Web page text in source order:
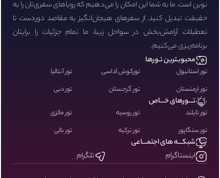
نوین است. ما به شما این امکان را می‌دهیم که رویاهای سفری‌تان را به
حقیقت تبدیل کنید. از سفرهای هیجان‌انگیز به مقاصد دوردست تا
تعطیلات آرامش‌بخش در سواحل زیبا، ما تمام جزئیات را برایتان
برنامه‌ریزی می‌کنیم.
محبوبـترین تـورها
تور استانبول تورکوش آداسی
تور آنتالیا
تور ارمنستان
تور گرجستان تور دبی
تـــورهای خـــاص
تور تایلند تور روسیه
تور مالزی
تور سنگاپور
تور ترکیه تور بالی
شبکـــه های اجتمـــاعی
اینستاگرام
تلگرام